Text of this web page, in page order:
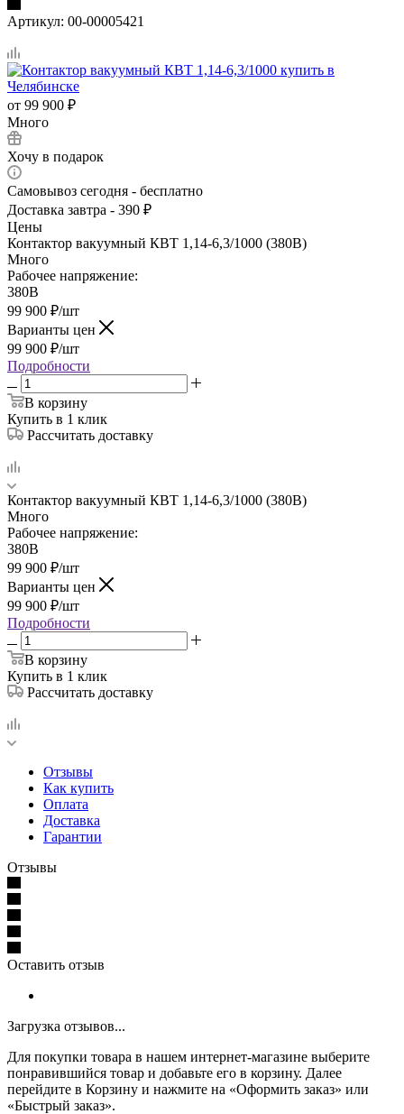
Артикул: 00-00005421
от 99 900 ₽
Много
Хочу в подарок
Самовывоз сегодня - бесплатно
Доставка завтра - 390 ₽
Цены
Контактор вакуумный КВТ 1,14-6,3/1000 (380В)
Много
Рабочее напряжение:
380В
99 900 ₽/шт
Варианты цен
99 900 ₽/шт
Подробности
В корзину
Купить в 1 клик
Рассчитать доставку
Контактор вакуумный КВТ 1,14-6,3/1000 (380В)
Много
Рабочее напряжение:
380В
99 900 ₽/шт
Варианты цен
99 900 ₽/шт
Подробности
В корзину
Купить в 1 клик
Рассчитать доставку
Отзывы
Как купить
Оплата
Доставка
Гарантии
Отзывы
Оставить отзыв
Загрузка отзывов...
Для покупки товара в нашем интернет-магазине выберите
понравившийся товар и добавьте его в корзину. Далее
перейдите в Корзину и нажмите на «Оформить заказ» или
«Быстрый заказ».